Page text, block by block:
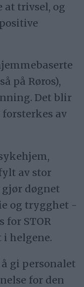
at trivsel, og
på Røros),
Det blir
av
av stor
døgnet
og trygghet -
STOR
helgene.
gi personalet
for den